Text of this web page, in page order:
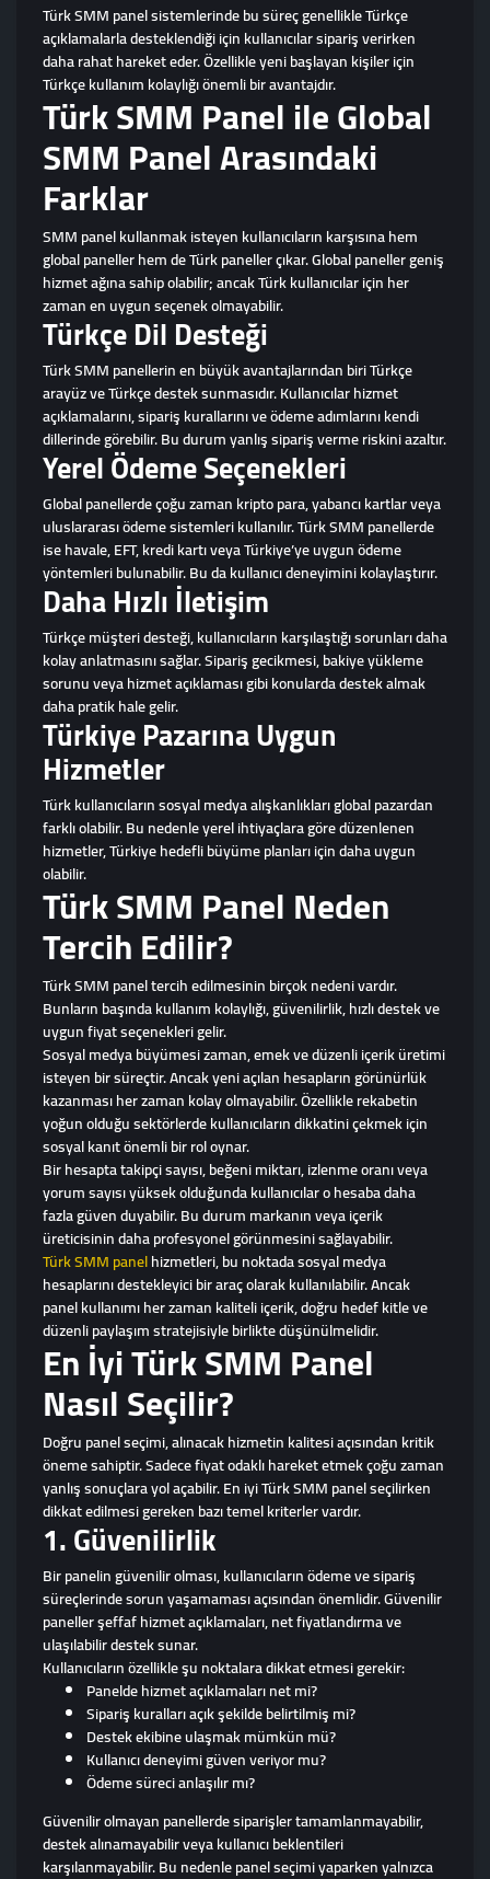
Türk SMM panel sistemlerinde bu süreç genellikle Türkçe
açıklamalarla desteklendiği için kullanıcılar sipariş verirken
daha rahat hareket eder. Özellikle yeni başlayan kişiler için
Türkçe kullanım kolaylığı önemli bir avantajdır.
Türk SMM Panel ile Global
SMM Panel Arasındaki
Farklar
SMM panel kullanmak isteyen kullanıcıların karşısına hem
global paneller hem de Türk paneller çıkar. Global paneller geniş
hizmet ağına sahip olabilir; ancak Türk kullanıcılar için her
zaman en uygun seçenek olmayabilir.
Türkçe Dil Desteği
Türk SMM panellerin en büyük avantajlarından biri Türkçe
arayüz ve Türkçe destek sunmasıdır. Kullanıcılar hizmet
açıklamalarını, sipariş kurallarını ve ödeme adımlarını kendi
dillerinde görebilir. Bu durum yanlış sipariş verme riskini azaltır.
Yerel Ödeme Seçenekleri
Global panellerde çoğu zaman kripto para, yabancı kartlar veya
uluslararası ödeme sistemleri kullanılır. Türk SMM panellerde
ise havale, EFT, kredi kartı veya Türkiye’ye uygun ödeme
yöntemleri bulunabilir. Bu da kullanıcı deneyimini kolaylaştırır.
Daha Hızlı İletişim
Türkçe müşteri desteği, kullanıcıların karşılaştığı sorunları daha
kolay anlatmasını sağlar. Sipariş gecikmesi, bakiye yükleme
sorunu veya hizmet açıklaması gibi konularda destek almak
daha pratik hale gelir.
Türkiye Pazarına Uygun
Hizmetler
Türk kullanıcıların sosyal medya alışkanlıkları global pazardan
farklı olabilir. Bu nedenle yerel ihtiyaçlara göre düzenlenen
hizmetler, Türkiye hedefli büyüme planları için daha uygun
olabilir.
Türk SMM Panel Neden
Tercih Edilir?
Türk SMM panel tercih edilmesinin birçok nedeni vardır.
Bunların başında kullanım kolaylığı, güvenilirlik, hızlı destek ve
uygun fiyat seçenekleri gelir.
Sosyal medya büyümesi zaman, emek ve düzenli içerik üretimi
isteyen bir süreçtir. Ancak yeni açılan hesapların görünürlük
kazanması her zaman kolay olmayabilir. Özellikle rekabetin
yoğun olduğu sektörlerde kullanıcıların dikkatini çekmek için
sosyal kanıt önemli bir rol oynar.
Bir hesapta takipçi sayısı, beğeni miktarı, izlenme oranı veya
yorum sayısı yüksek olduğunda kullanıcılar o hesaba daha
fazla güven duyabilir. Bu durum markanın veya içerik
üreticisinin daha profesyonel görünmesini sağlayabilir.
Türk SMM panelhizmetleri, bu noktada sosyal medya
hesaplarını destekleyici bir araç olarak kullanılabilir. Ancak
panel kullanımı her zaman kaliteli içerik, doğru hedef kitle ve
düzenli paylaşım stratejisiyle birlikte düşünülmelidir.
En İyi Türk SMM Panel
Nasıl Seçilir?
Doğru panel seçimi, alınacak hizmetin kalitesi açısından kritik
öneme sahiptir. Sadece fiyat odaklı hareket etmek çoğu zaman
yanlış sonuçlara yol açabilir. En iyi Türk SMM panel seçilirken
dikkat edilmesi gereken bazı temel kriterler vardır.
1. Güvenilirlik
Bir panelin güvenilir olması, kullanıcıların ödeme ve sipariş
süreçlerinde sorun yaşamaması açısından önemlidir. Güvenilir
paneller şeffaf hizmet açıklamaları, net fiyatlandırma ve
ulaşılabilir destek sunar.
Kullanıcıların özellikle şu noktalara dikkat etmesi gerekir:
Panelde hizmet açıklamaları net mi?
Sipariş kuralları açık şekilde belirtilmiş mi?
Destek ekibine ulaşmak mümkün mü?
Kullanıcı deneyimi güven veriyor mu?
Ödeme süreci anlaşılır mı?
Güvenilir olmayan panellerde siparişler tamamlanmayabilir,
destek alınamayabilir veya kullanıcı beklentileri
karşılanmayabilir. Bu nedenle panel seçimi yaparken yalnızca